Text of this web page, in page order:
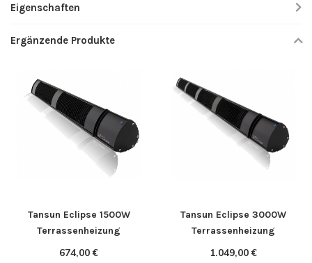
Eigenschaften
Ergänzende Produkte
Tansun Eclipse 1500W
Terrassenheizung
674,00 €
Tansun Eclipse 3000W
Terrassenheizung
1.049,00 €